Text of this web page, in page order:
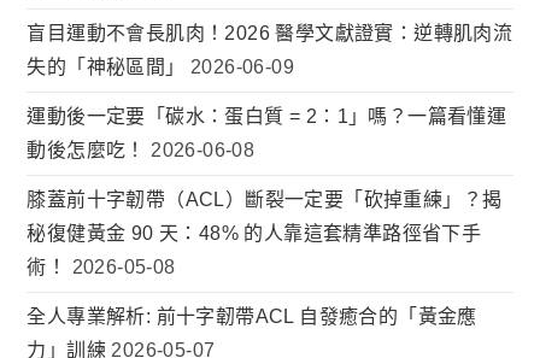
盲目運動不會長肌肉！2026 醫學文獻證實：逆轉肌肉流
失的「神秘區間」
2026-06-09
運動後一定要「碳水：蛋白質 = 2：1」嗎？一篇看懂運
動後怎麼吃！
2026-06-08
膝蓋前十字韌帶（ACL）斷裂一定要「砍掉重練」？揭
秘復健黃金 90 天：48% 的人靠這套精準路徑省下手
術！
2026-05-08
全人專業解析: 前十字韌帶ACL 自發癒合的「黃金應
力」訓練 2026-05-07